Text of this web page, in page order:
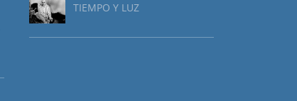
TIEMPO Y LUZ